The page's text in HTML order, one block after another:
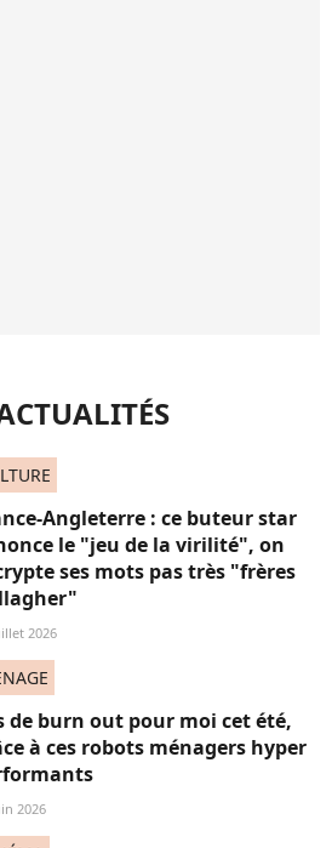
Angleterre : ce buteur star
le "jeu de la virilité", on
ses mots pas très "frères
2026
de burn out pour moi cet été,
à ces robots ménagers hyper
2026